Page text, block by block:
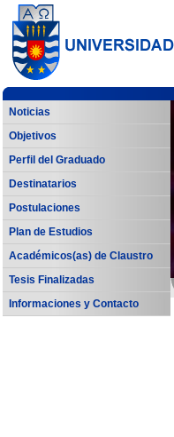
Noticias
Objetivos
Perfil del Graduado
Destinatarios
Postulaciones
Plan de Estudios
Académicos(as) de Claustro
Tesis Finalizadas
Informaciones y Contacto